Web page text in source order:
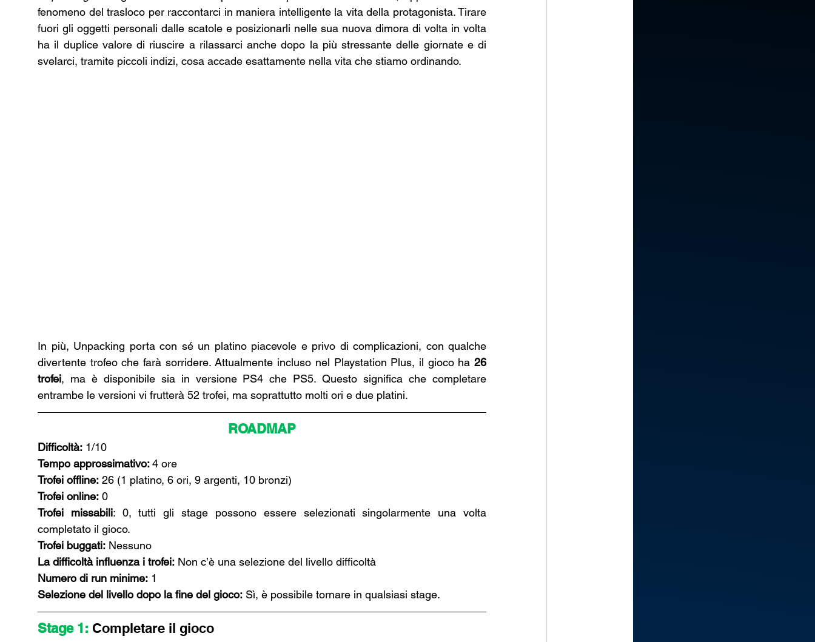
fenomeno del trasloco per raccontarci in maniera intelligente la vita della protagonista. Tirare
fuori gli oggetti personali dalle scatole e posizionarli nelle sua nuova dimora di volta in volta
ha il duplice valore di riuscire a rilassarci anche dopo la più stressante delle giornate e di
svelarci, tramite piccoli indizi, cosa accade esattamente nella vita che stiamo ordinando.
In più, Unpacking porta con sé un platino piacevole e privo di complicazioni, con qualche
divertente trofeo che farà sorridere. Attualmente incluso nel Playstation Plus, il gioco ha 26
trofei, ma è disponibile sia in versione PS4 che PS5. Questo significa che completare
entrambe le versioni vi frutterà 52 trofei, ma soprattutto molti ori e due platini.
ROADMAP
Difficoltà: 1/10
Tempo approssimativo: 4 ore
Trofei offline: 26 (1 platino, 6 ori, 9 argenti, 10 bronzi)
Trofei online: 0
Trofei missabili: 0, tutti gli stage possono essere selezionati singolarmente una volta
completato il gioco.
Trofei buggati: Nessuno
La difficoltà influenza i trofei: Non c’è una selezione del livello difficoltà
Numero di run minime: 1
Selezione del livello dopo la fine del gioco: Sì, è possibile tornare in qualsiasi stage.
Stage 1: Completare il gioco